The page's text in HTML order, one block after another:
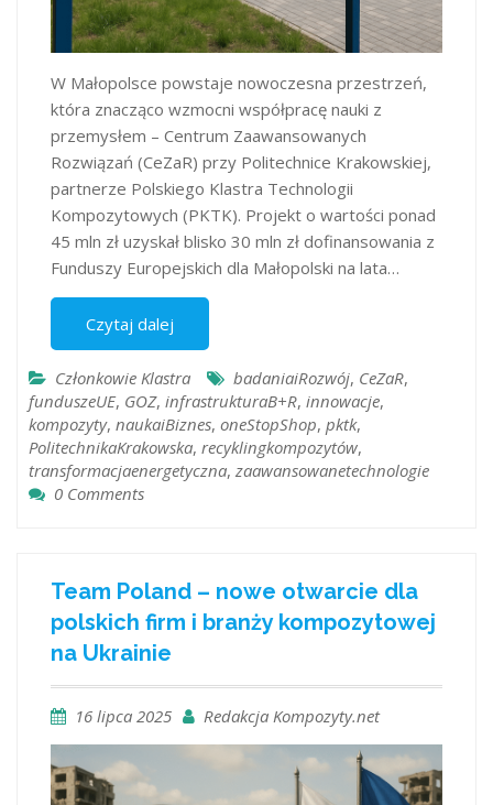
W Małopolsce powstaje nowoczesna przestrzeń,
która znacząco wzmocni współpracę nauki z
przemysłem – Centrum Zaawansowanych
Rozwiązań (CeZaR) przy Politechnice Krakowskiej,
partnerze Polskiego Klastra Technologii
Kompozytowych (PKTK). Projekt o wartości ponad
45 mln zł uzyskał blisko 30 mln zł dofinansowania z
Funduszy Europejskich dla Małopolski na lata…
Czytaj dalej
Członkowie Klastra badaniaiRozwój, CeZaR,
funduszeUE, GOZ, infrastrukturaB+R, innowacje,
kompozyty, naukaiBiznes, oneStopShop, pktk,
PolitechnikaKrakowska, recyklingkompozytów,
transformacjaenergetyczna, zaawansowanetechnologie
0 Comments
Team Poland – nowe otwarcie dla
polskich firm i branży kompozytowej
na Ukrainie
16 lipca 2025 Redakcja Kompozyty.net